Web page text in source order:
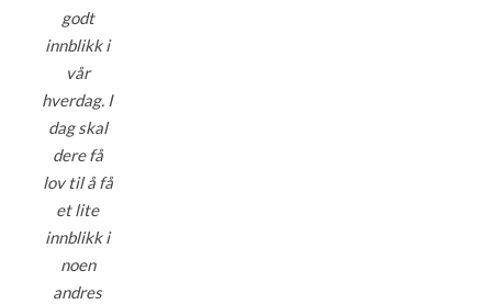
godt
innblikk i
vår
hverdag. I
dag skal
dere få
lov til å få
et lite
innblikk i
noen
andres